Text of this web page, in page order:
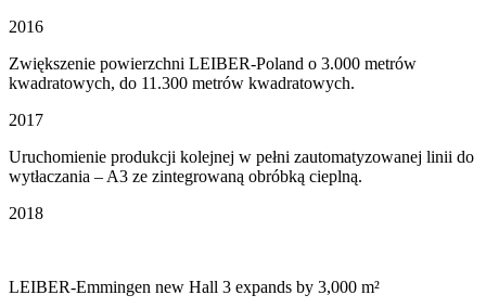
2016
Zwiększenie powierzchni LEIBER-Poland o 3.000 metrów
kwadratowych, do 11.300 metrów kwadratowych.
2017
Uruchomienie produkcji kolejnej w pełni zautomatyzowanej linii do
wytłaczania – A3 ze zintegrowaną obróbką cieplną.
2018
LEIBER-Emmingen new Hall 3 expands by 3,000 m²